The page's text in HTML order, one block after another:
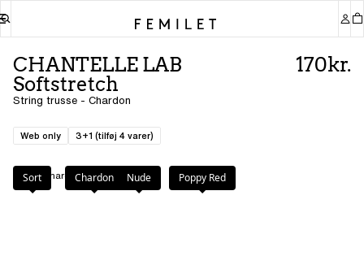
CHANTELLE LAB
Softstretch
String trusse - Chardon
170kr.
Web only 3+1 (tilføj 4 varer)
Farve: Chardon
Sort Chardon Nude Poppy Red